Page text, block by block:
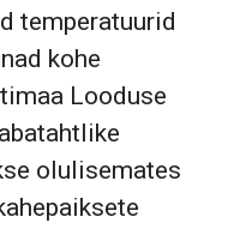
temperatuurid
kohe
Looduse
olulisemates